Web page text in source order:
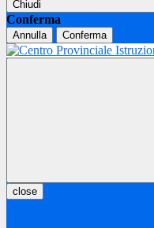
Chiudi
Conferma
Annulla Conferma
close